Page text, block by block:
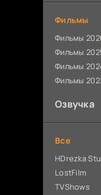
Фильмы
Фильмы
Фильмы
Фильмы
Фильмы
Озвучка
Все
HDrezka
LostFilm
TVShows